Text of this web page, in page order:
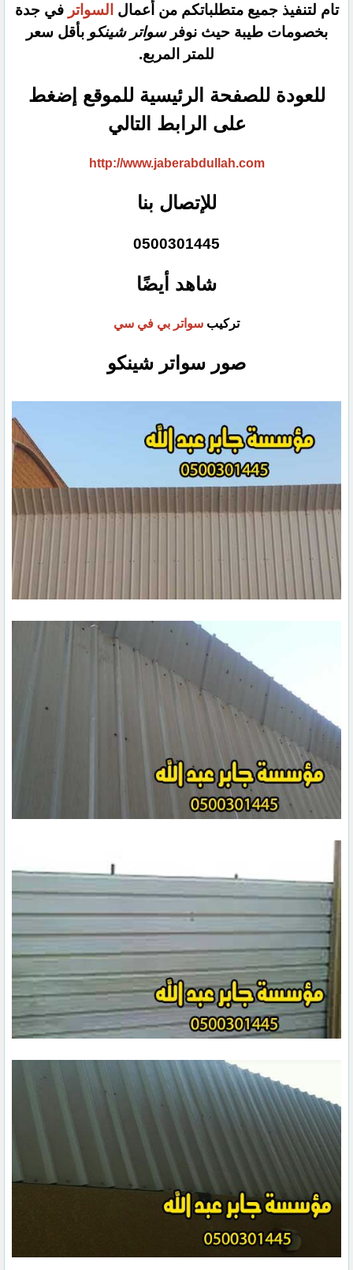
تام لتنفيذ جميع متطلباتكم من أعمال السواتر في جدة
بخصومات طيبة حيث نوفرسواتر شينكو بأقل سعر
للمتر المربع.
للعودة للصفحة الرئيسية للموقع إضغط
على الرابط التالي
http://www.jaberabdullah.com
للإتصال بنا
0500301445
شاهد أيضًا
تركيب سواتر بي في سي
صور سواتر شينكو